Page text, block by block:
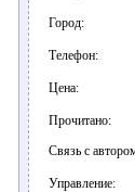
Город:
Телефон:
Цена:
Прочитано:
Связь с
Управление: